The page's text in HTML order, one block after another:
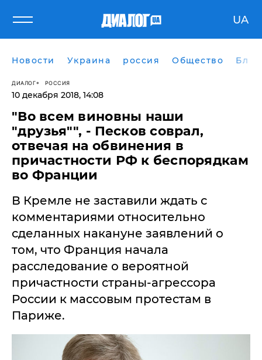
UA
Новости Украина россия Общество
ДИАЛОГ РОССИЯ
10 декабря 2018, 14:08
​"Во всем виновны наши
"друзья"", - Песков соврал,
отвечая на обвинения в
причастности РФ к беспорядкам
во Франции
В Кремле не заставили ждать с
комментариями относительно
сделанных накануне заявлений о
том, что Франция начала
расследование о вероятной
причастности страны-агрессора
России к массовым протестам в
Париже.